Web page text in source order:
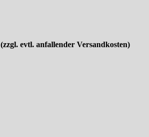
(zzgl. evtl. anfallender Versandkosten)